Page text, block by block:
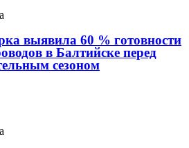
выявила 60 % готовности
в Балтийске перед
сезоном